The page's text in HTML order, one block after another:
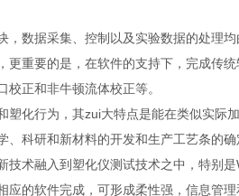
数据采集、控制以及实验数据的处理
重要的是，在软件的支持下，完成传
正和非牛顿流体校正等。
化行为，其zui大特点是能在类似实际
科研和新材料的开发和生产工艺条的确
术融入到塑化仪测试技术之中，特别
的软件完成，可形成柔性强，信息管